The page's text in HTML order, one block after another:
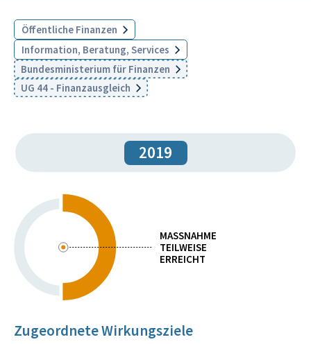
Öffentliche Finanzen
Information, Beratung, Services
Bundesministerium für Finanzen
UG 44 - Finanzausgleich
2019
MASSNAHME
TEILWEISE
ERREICHT
Zugeordnete Wirkungsziele